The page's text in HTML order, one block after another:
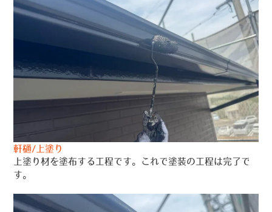
軒樋/上塗り
上塗り材を塗布する工程です。これで塗装の工程は完了で
す。